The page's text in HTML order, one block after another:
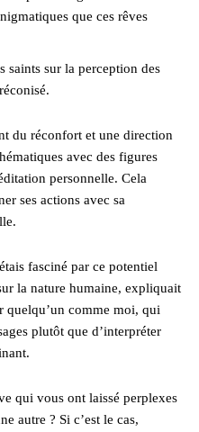
que ces rêves
saints sur la perception des
du réconfort et une direction
avec des figures
personnelle. Cela
ses actions avec sa
fasciné par ce potentiel
la nature humaine, expliquait
quelqu’un comme moi, qui
plutôt que d’interpréter
qui vous ont laissé perplexes
autre ? Si c’est le cas,